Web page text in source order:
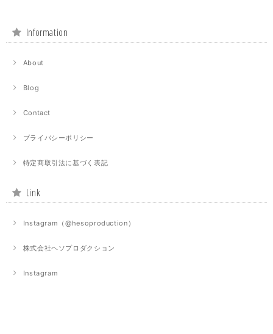
Information
About
Blog
Contact
プライバシーポリシー
特定商取引法に基づく表記
Link
Instagram（@hesoproduction）
株式会社ヘソプロダクション
Instagram